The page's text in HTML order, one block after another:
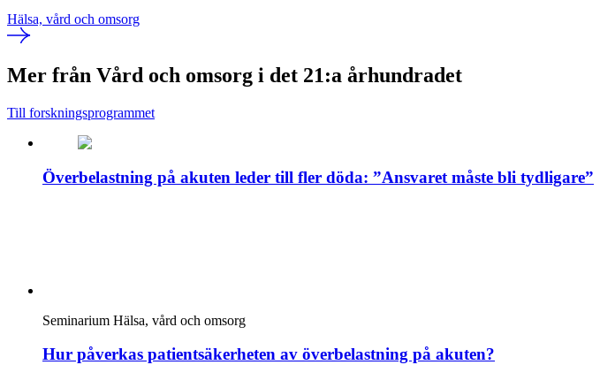
Hälsa, vård och omsorg
Mer från Vård och omsorg i det 21:a århundradet
Till forskningsprogrammet
Överbelastning på akuten leder till fler döda: ”Ansvaret måste bli tydligare”
Seminarium Hälsa, vård och omsorg
Hur påverkas patientsäkerheten av överbelastning på akuten?